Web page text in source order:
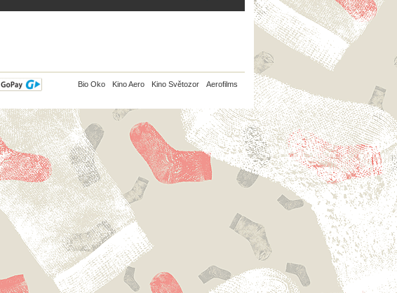
Bio Oko Kino Aero Kino Světozor Aerofilms